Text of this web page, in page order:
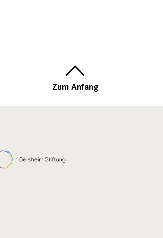
Zum Anfang